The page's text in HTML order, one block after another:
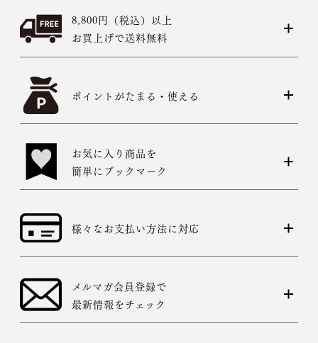
8,800円（税込）以上
お買上げで送料無料
ポイントがたまる・使える
お気に入り商品を
簡単にブックマーク
様々なお支払い方法に対応
メルマガ会員登録で
最新情報をチェック